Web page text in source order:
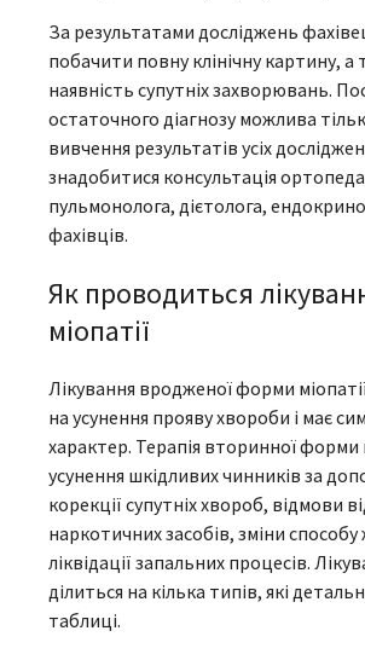
За результатами досліджень
побачити повну клінічну картину, а
наявність супутніх захворювань.
остаточного діагнозу можлива
вивчення результатів усіх
знадобитися консультація
пульмонолога, дієтолога,
фахівців.
Як проводиться
міопатії
Лікування вродженої форми
на усунення прояву хвороби і має
характер. Терапія вторинної форми
усунення шкідливих чинників за
корекції супутніх хвороб, відмови
наркотичних засобів, зміни
ліквідації запальних процесів.
ділиться на кілька типів, які
таблиці.